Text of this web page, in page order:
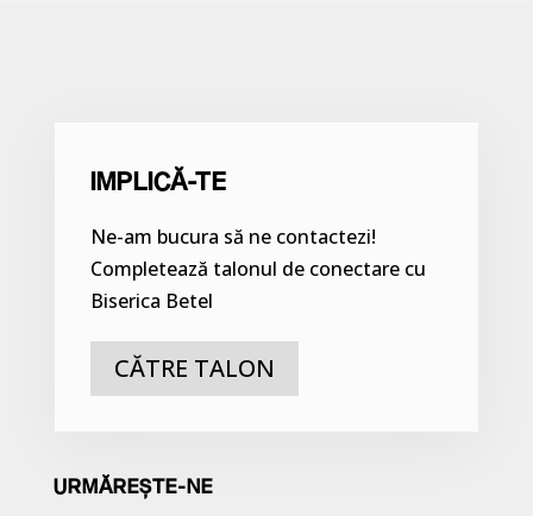
IMPLICĂ-TE
Ne-am bucura să ne contactezi!
Completează talonul de conectare cu
Biserica Betel
CĂTRE TALON
URMĂREȘTE-NE